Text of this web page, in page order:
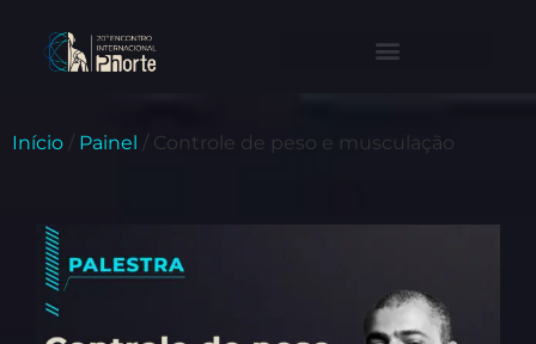
Início / Painel / Controle de peso e musculação